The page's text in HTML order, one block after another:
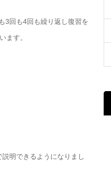
3回も4回も繰り返し復習を
ます。
明できるようになりまし